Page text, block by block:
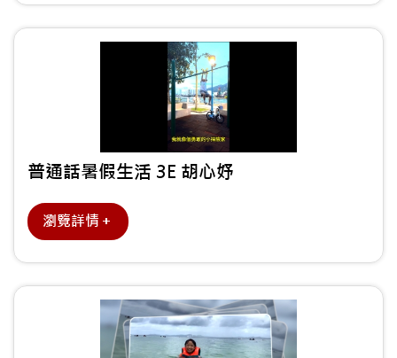
普通話暑假生活 3E 胡心妤
瀏覽詳情＋